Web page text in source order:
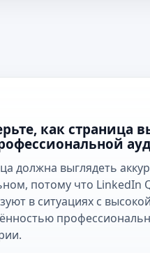
как страница
должна выглядеть
потому что LinkedIn
в ситуациях с высокой